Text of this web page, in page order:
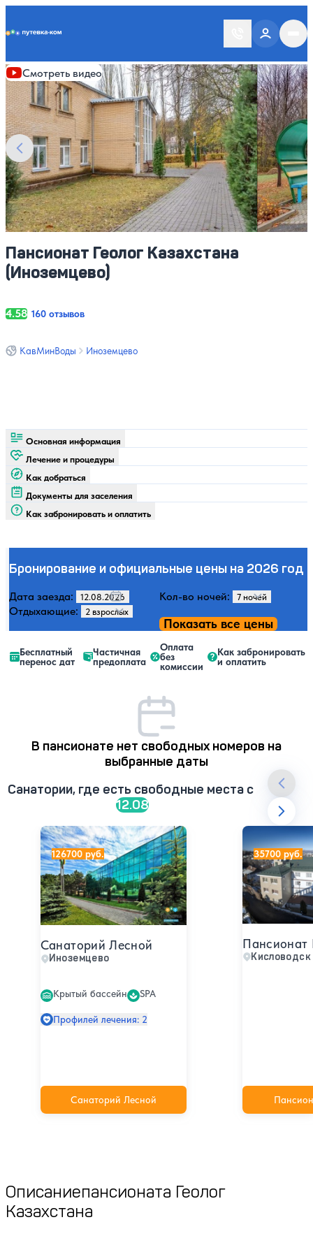
Смотреть видео
Смотреть все фото21
Пансионат Геолог Казахстана
(Иноземцево)
КавМинВоды Иноземцево
4.58 160 отзывов
Основная информация
Лечение и процедуры
Как добраться
Документы для заселения
Как забронировать и оплатить
Бронирование и официальные цены на 2026 год
Дата заезда:
Кол-во ночей:
Отдыхающие:
Показать все цены
Бесплатный
перенос дат
Частичная
предоплата
Оплата
без
комиссии
Как забронировать
и оплатить
В пансионате нет свободных номеров на
выбранные даты
Санатории, где есть свободные места c
12.08
Санаторий Лесной
Иноземцево
Крытый бассейн SPA
Профилей лечения: 2
Санаторий Лесной
Санаторий Лесной
126700 руб.
Пансионат
Кисловодск
Пансионат
35700 руб.
Описаниепансионата Геолог
Казахстана